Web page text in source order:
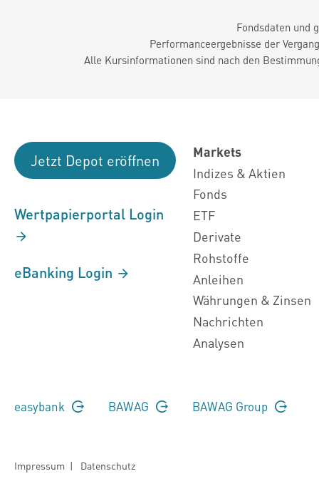
Fondsdaten und
Performanceergebnisse der
Alle Kursinformationen sind nach den
Jetzt Depot eröffnen
Wertpapierportal Login
eBanking Login
Markets
Indizes & Aktien
Fonds
ETF
Derivate
Rohstoffe
Anleihen
Währungen & Zinsen
Nachrichten
Analysen
easybank BAWAG BAWAG Group
Impressum | Datenschutz